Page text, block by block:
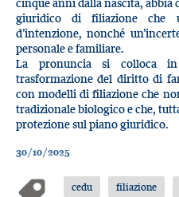
giuridico di filiazione che
d’intenzione, nonché
personale e familiare.
La pronuncia si colloca
trasformazione del diritto di
con modelli di filiazione che
tradizionale biologico e che,
protezione sul piano giuridico.
30/10/2025
cedu filiazione